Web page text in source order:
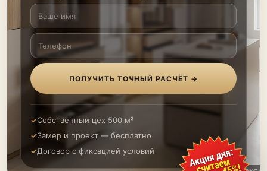
ПОЛУЧИТЬ ТОЧНЫЙ РАСЧЁТ →
Собственный цех 500 м²
Замер и проект — бесплатно
Договор с фиксацией условий